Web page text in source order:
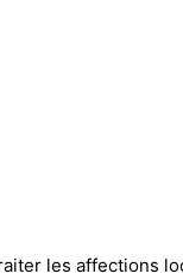
les affections